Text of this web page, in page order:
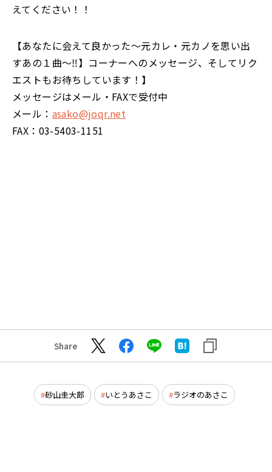
えてください！！
【あなたに会えて良かった～元カレ・元カノを思い出
すあの１曲～‼】コーナーへのメッセージ、そしてリク
エストもお待ちしています！】
メッセージはメール・FAXで受付中
メール： asako@joqr.net
FAX：03-5403-1151
Share
砂山圭大郎 いとうあさこ ラジオのあさこ